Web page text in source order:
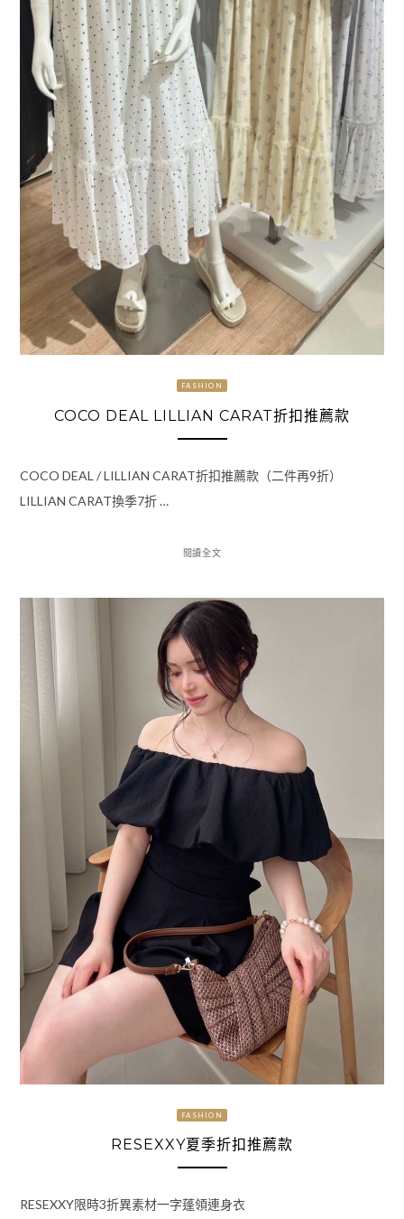
FASHION
COCO DEAL LILLIAN CARAT折扣推薦款
COCO DEAL / LILLIAN CARAT折扣推薦款（二件再9折）
LILLIAN CARAT換季7折 …
閱讀全文
FASHION
RESEXXY夏季折扣推薦款
RESEXXY限時3折異素材一字蓬領連身衣